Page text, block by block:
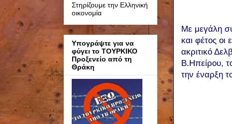
Με μεγάλη
και φέτος
ακριτικό
Β.Ηπείρου,
την έναρξη
Στηρίζουμε την Ελληνική
οικονομία
Υπογράψτε για να
φύγει το ΤΟΥΡΚΙΚΟ
Προξενείο από τη
Θράκη